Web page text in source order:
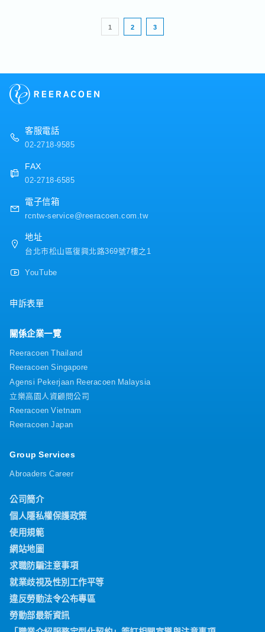
出集客活動、季節性活動及促銷企劃・製作客戶企劃
書、提案簡報及簡報資料・與公司內部業務、媒體、
・業務交通津貼(實支實付)
・年終約2個月(依業績而定)
1 2 3
客服電話
02-2718-9585
FAX
02-2718-6585
電子信箱
rcntw-service@reeracoen.com.tw
地址
台北市松山區復興北路369號7樓之1
YouTube
申訴表單
關係企業一覽
Reeracoen Thailand
Reeracoen Singapore
Agensi Pekerjaan Reeracoen Malaysia
立樂高園人資顧問公司
Reeracoen Vietnam
Reeracoen Japan
Group Services
Abroaders Career
公司簡介
個人隱私權保護政策
使用規範
網站地圖
求職防騙注意事項
就業歧視及性別工作平等
違反勞動法令公布專區
勞動部最新資訊